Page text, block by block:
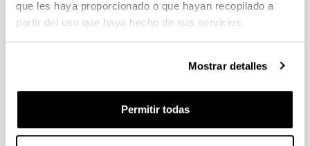
que les haya proporcionado o que hayan recopilado a
partir del uso que haya hecho de sus servicios.
Mostrar detalles
Permitir todas
Universidad del País Vasco